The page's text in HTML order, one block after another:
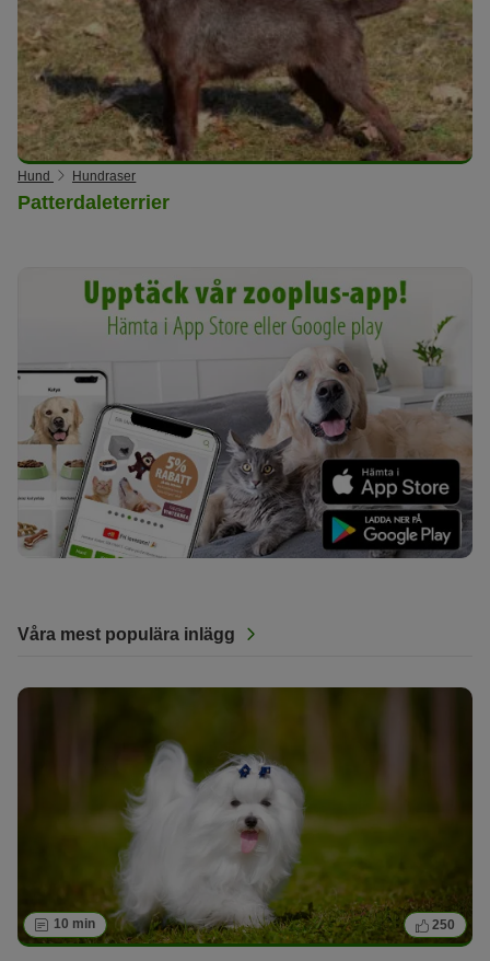
Hund Hundraser
Patterdaleterrier
Våra mest populära inlägg
10 min 250